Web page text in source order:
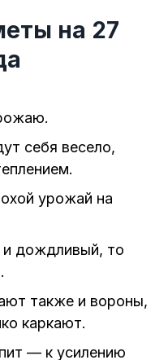
на 27
себя весело,
урожай на
и дождливый, то
также и вороны,
каркают.
— к усилению